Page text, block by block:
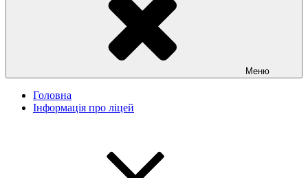
Меню
Головна
Інформація про ліцей